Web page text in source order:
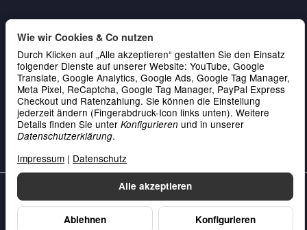
Gesetzliche Informationen
Service & Kontakt
Zahlung
Unsere Datenschutzerklärung•Unser Impressum
Alle akzeptieren
Ablehnen Konfigurieren
Wie wir Cookies & Co nutzen
Durch Klicken auf „Alle akzeptieren“ gestatten Sie den Einsatz
folgender Dienste auf unserer Website: YouTube, Google
Translate, Google Analytics, Google Ads, Google Tag Manager,
Meta Pixel, ReCaptcha, Google Tag Manager, PayPal Express
Checkout und Ratenzahlung. Sie können die Einstellung
jederzeit ändern (Fingerabdruck-Icon links unten). Weitere
Details finden Sie unter Konfigurieren und in unserer
Datenschutzerklärung.
Impressum | Datenschutz